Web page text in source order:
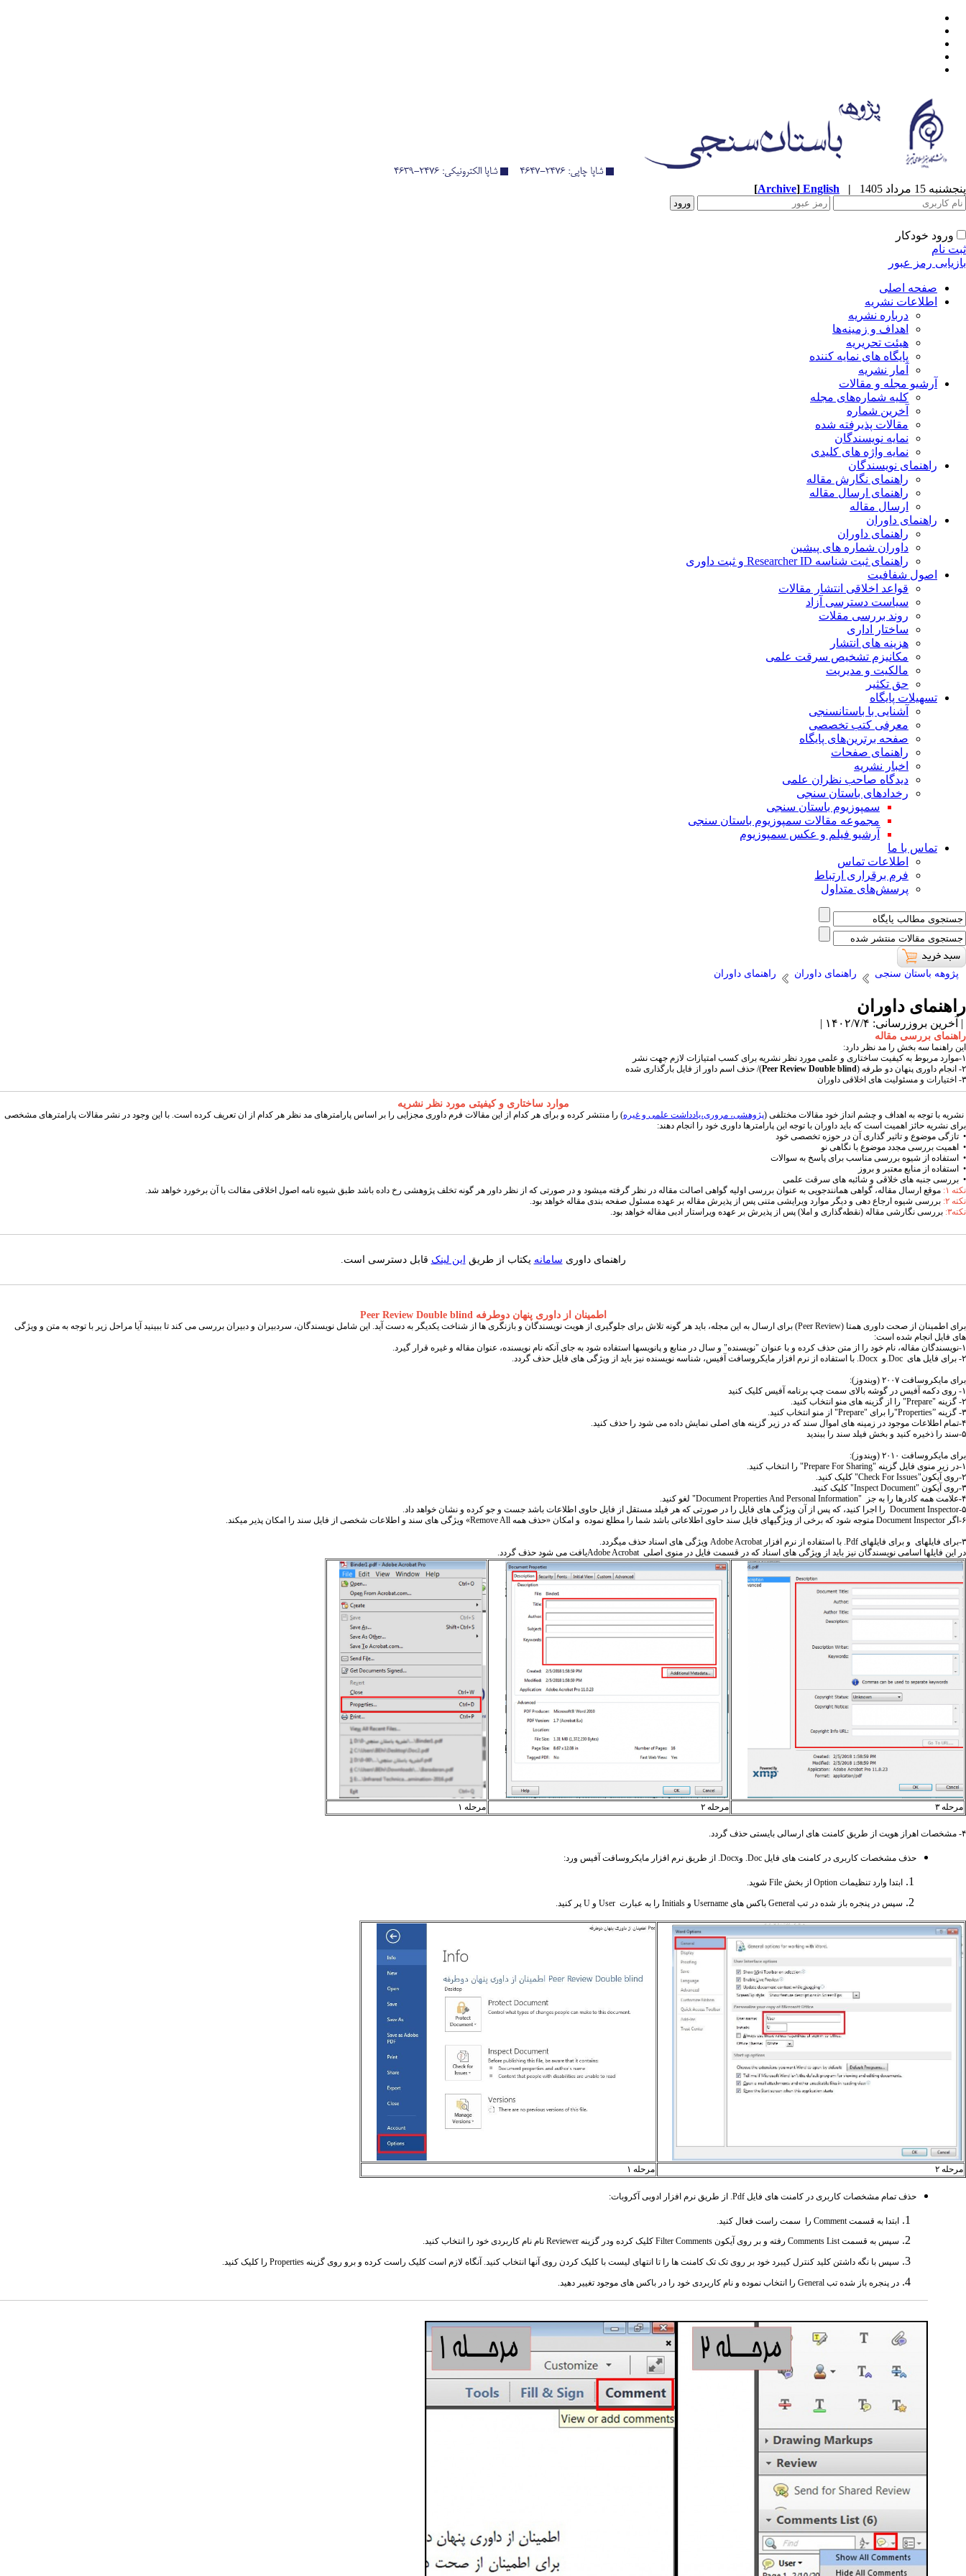
پنجشنبه 15 مرداد 1405 |
English
[Archive]
ورود خودکار
ثبت نام
بازیابی رمز عبور
صفحه اصلی
اطلاعات نشریه
درباره نشریه
اهداف و زمینه‌ها
هیئت تحریریه
پایگاه های نمایه کننده
آمار نشریه
آرشیو مجله و مقالات
کلیه شماره‌های مجله
آخرین شماره
مقالات پذیرفته شده
نمایه نویسندگان
نمایه واژه های کلیدی
راهنمای نویسندگان
راهنمای نگارش مقاله
راهنمای ارسال مقاله
ارسال مقاله
راهنمای داوران
راهنمای داوران
داوران شماره های پیشین
راهنمای ثبت شناسه Researcher ID و ثبت داوری
اصول شفافیت
قواعد اخلاقی انتشار مقالات
سیاست دسترسی آزاد
روند بررسی مقلات
ساختار اداری
هزینه های انتشار
ﻣﮑﺎﻧﯿﺰم ﺗﺸﺨﯿﺺ ﺳﺮﻗﺖ ﻋﻠﻤﯽ
مالکیت و مدیریت
حق تکثیر
تسهیلات پایگاه
آشنایی با باستانسنجی
معرفی کتب تخصصی
صفحه برترین‌های پایگاه
راهنمای صفحات
اخبار نشریه
دیدگاه صاحب نظران علمی
رخدادهای باستان سنجی
سمپوزیوم باستان سنجی
مجموعه مقالات سمپوزیوم باستان سنجی
آرشیو فیلم و عکس سمپوزیوم
تماس با ما
اطلاعات تماس
فرم برقراری ارتباط
پرسش‌های متداول
پژوهه باستان سنجی راهنمای داوران راهنمای داوران
راهنمای داوران
| آخرین بروزرسانی: ۱۴۰۲/۷/۴ |
راهنمای بررسی مقاله
این راهنما سه بخش را مد نظر دارد:
۱-موارد مربوط به کیفیت ساختاری و علمی مورد نظر نشریه برای کسب امتیازات لازم جهت نشر
۲- انجام داوری پنهان دو طرفه (
Peer Review Double blind)/ حذف اسم داور از فایل بارگذاری شده
۳-
اختیارات و مسئولیت ­های اخلاقی داوران
موارد ساختاری و کیفیتی مورد نظر نشریه
نشریه با توجه به اهداف و چشم انداز خود مقالات مختلفی (پژوهشی، مروری،یادداشت علمی و غیره) را منتشر کرده و برای هر کدام از این مقالات فرم داوری مجزایی را بر اساس پارامترهای مد نظر هر کدام از ان تعریف کرده است. با این وجود در نشر مقالات پارامترهای مشخصی
برای نشریه حائز اهمیت است که باید داوران با توجه این پارامترها داوری خود را انجام دهند:
• تازگی موضوع و تاثیر گذاری آن در حوزه تخصصی خود
• اهمیت بررسی مجدد موضوع با نگاهی نو
• استفاده از شیوه بررسی مناسب برای پاسخ به سوالات
• استفاده از منابع معتبر و بروز
• بررسی جنبه های خلاقی و شائبه های سرقت علمی
نکته ۱:
موقع ارسال مقاله، گواهی همانندجویی به عنوان بررسی اولیه گواهی اصالت مقاله در نظر گرفته میشود و در صورتی که از نظر داور هر گونه تخلف پژوهشی رخ داده باشد طبق شیوه نامه اصول اخلاقی مقالت با آن برخورد خواهد شد.
نکته ۲:
بررسی شیوه ارجاع دهی و دیگر موارد ویرایشی متنی پس از پذیرش مقاله بر عهده مسئول صفحه بندی مقاله خواهد بود.
نکته۳:
بررسی نگارشی مقاله (نقطه‌گذاری و املا) پس از پذیرش بر عهده ویراستار ادبی مقاله خواهد بود.
راهنمای داوری سامانه یکتاب از طریق این لینک قابل دسترسی است.
اطمینان از داوری پنهان دوطرفه Peer Review Double blind
برای اطمینان از صحت داوری همتا (Peer Review) برای ارسال به این مجله، باید هر گونه تلاش برای جلوگیری از هویت نویسندگان و بازنگری ها از شناخت یکدیگر به دست آید. این شامل نویسندگان، سردبیران و دبیران بررسی می کند تا ببینید آیا مراحل زیر با توجه به متن و ویژگی
های فایل انجام شده است:
۱-نویسندگان مقاله، نام خود را از متن حذف کرده و با عنوان "نویسنده" و سال در منابع و پانویسها استفاده شود به جای آنکه نام نویسنده، عنوان مقاله و غیره قرار گیرد.
۲- برای فایل های
.Docو .Docx با استفاده از نرم افزار مایکروسافت آفیس، شناسه نویسنده نیز باید از ویژگی های فایل حذف گردد.
برای مایکروسافت ۲۰۰۷ (ویندوز)
:
۱- روی دکمه آفیس در گوشه بالای سمت چپ برنامه آفیس کلیک کنید
۲- گزینه "
Prepare" را از گزینه های منو انتخاب کنید.
۳- گزینه
"Properties”را برای "Prepare" از منو انتخاب کنید.
۴-تمام اطلاعات موجود در زمینه های اموال سند که در زیر گزینه های اصلی نمایش داده می شود را حذف کنید
.
۵-سند را ذخیره کنید و بخش فیلد سند را ببندید
برای مایکروسافت ۲۰۱۰ (ویندوز)
:
۱-در زیر منوی فایل گزینه "
Prepare For Sharing" را انتخاب کنید.
۲-روی آیکون"
Check For Issues" کلیک کنید.
۳-روی آیکون "
Inspect Document" کلیک کنید.
۴-علامت همه کادرها را به جز "
Document Properties And Personal Information" لغو کنید.
۵- Document Inspector را اجرا کنید، که پس از آن ویژگی های فایل را در صورتی که هر فیلد مستقل از فایل حاوی اطلاعات باشد جست و جو کرده و نشان خواهد داد.
۶-اگر
Document Inspector متوجه شود که برخی از ویژگیهای فایل سند حاوی اطلاعاتی باشد شما را مطلع نموده و امکان «حذف همه Remove All» ویژگی های سند و اطلاعات شخصی از فایل سند را امکان پذیر میکند.
۳-برای فایلهای و برای فایلهای .Pdf با استفاده از نرم افزارAdobe Acrobat ویژگی های اسناد حذف میگردد.
در این فایلها اسامی نویسندگان نیز باید از ویژگی های اسناد که در قسمت فایل در منوی اصلی Adobe Acrobatیافت می شود حذف گردد.
مرحله ۳ مرحله ۲ مرحله ۱
۴- مشخصات اهراز هویت از طریق کامنت های ارسالی بایستی حذف گردد.
حذف مشخصات کاربری در کامنت های فایل .Doc و.Docx از طریق نرم افزار مایکروسافت آفیس ورد:
ابتدا وارد تنظیمات Option از بخش File شوید.
سپس در پنجره باز شده در تب General باکس های Username و Initials را به عبارت User و U پر کنید.
مرحله ۲ مرحله ۱
حذف تمام مشخصات کاربری در کامنت های فایل .Pdf از طریق نرم افزار ادوبی آکروبات:
ابتدا به قسمت Commentرا سمت راست فعال کنید.
سپس به قسمتComments Listرفته و بر روی آیکون Filter Commentsکلیک کرده ودر گزینه Reviewerنام نام کاربردی خود را انتخاب کنید.
سپس با نگه داشتن کلید کنترل کیبرد خود بر روی تک تک کامنت ها را تا انتهای لیست با کلیک کردن روی آنها انتخاب کنید. آنگاه لازم است کلیک راست کرده و برو روی گزینه Propertiesرا کلیک کنید.
در پنجره باز شده تب Generalرا انتخاب نموده و نام کاربردی خود را در باکس های موجود تغییر دهید.